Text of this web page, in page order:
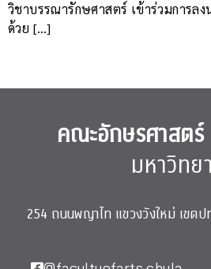
วิชาบรรณารักษศาสตร์ เข้าร่วมการล
ด้วย […]
คณะอักษรศาสตร์
มหาวิทย
254 ถนนพญาไท แขวงวังใหม่ เขต